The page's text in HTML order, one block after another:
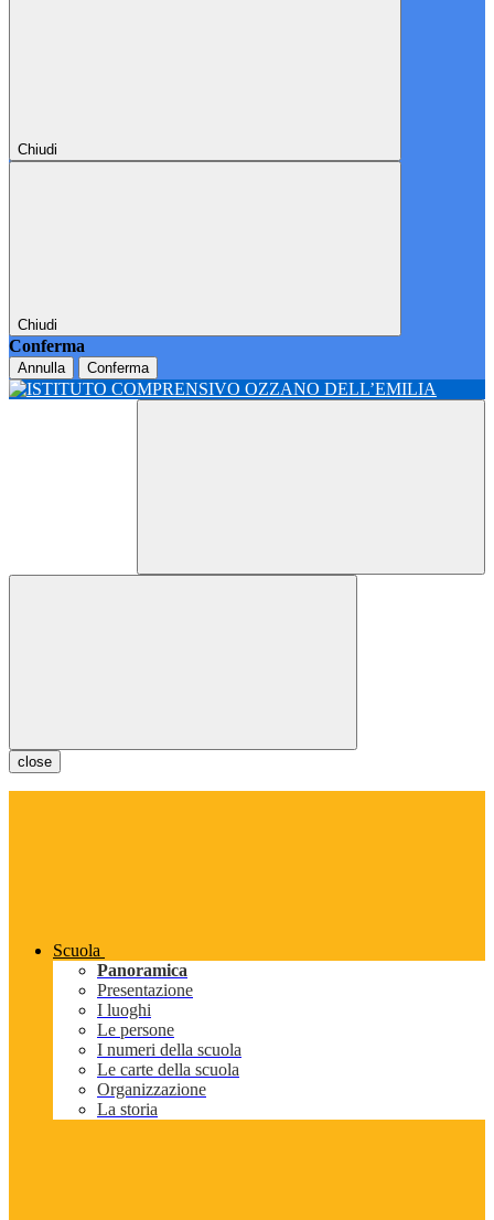
Chiudi
Chiudi
Conferma
Annulla Conferma
close
Scuola
Panoramica
Presentazione
I luoghi
Le persone
I numeri della scuola
Le carte della scuola
Organizzazione
La storia